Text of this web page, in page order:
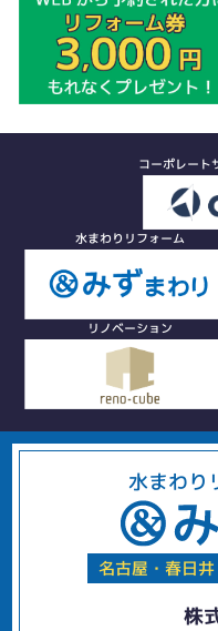
コーポレート
水まわりリフォーム
リノベーション
水まわり
名古屋・春日
株